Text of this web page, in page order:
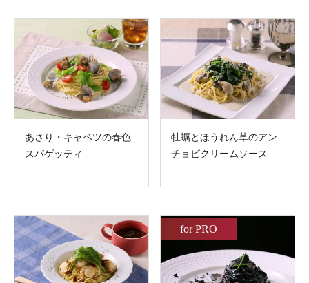
あさり・キャベツの春色
スパゲッティ
牡蠣とほうれん草のアン
チョビクリームソース
for PRO